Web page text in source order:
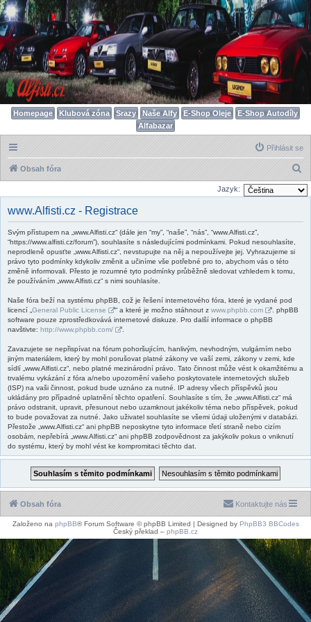
Homepage Klubová zóna Srazy Naše Alfy E-Shop Oleje
E-Shop Autodíly
Alfabazar
Přihlásit se
Obsah fóra
l
Jazyk:
www.Alfisti.cz - Registrace
Svým přístupem na „www.Alfisti.cz“ (dále jen “my”, “naše”, “nás”, “www.Alfisti.cz”,
“https://www.alfisti.cz/forum”), souhlasíte s následujícími podmínkami. Pokud nesouhlasíte,
neprodleně opusťte „www.Alfisti.cz“, nevstupujte na něj a nepoužívejte jej. Vyhrazujeme si
právo tyto podmínky kdykoliv změnit a učiníme vše potřebné pro to, abychom vás o této
změně informovali. Přesto je rozumné tyto podmínky průběžně sledovat vzhledem k tomu,
že používáním „www.Alfisti.cz“ s nimi souhlasíte.
Naše fóra beží na systému phpBB, což je řešení internetového fóra, které je vydané pod
licencí „ General Public License “ a které je možno stáhnout z www.phpbb.com
. phpBB
software pouze zprostředkovává internetové diskuze. Pro další informace o phpBB
navštivte: http://www.phpbb.com/
Zavazujete se nepřispívat na fórum pohoršujícím, hanlivým, nevhodným, vulgárním nebo
jiným materiálem, který by mohl porušovat platné zákony ve vaší zemi, zákony v zemi, kde
sídlí „www.Alfisti.cz“, nebo platné mezinárodní právo. Tato činnost může vést k okamžitému a
trvalému vykázání z fóra a/nebo upozornění vašeho poskytovatele internetových služeb
(ISP) na vaši činnost, pokud bude uznáno za nutné. IP adresy všech příspěvků jsou
ukládány pro případné uplatnění těchto opatření. Souhlasíte s tím, že „www.Alfisti.cz“ má
právo odstranit, upravit, přesunout nebo uzamknout jakékoliv téma nebo příspěvek, pokud
to bude považovat za nutné. Jako uživatel souhlasíte se všemi údaji uloženými v databázi.
Přestože „www.Alfisti.cz“ ani phpBB neposkytne tyto informace třetí straně nebo cizím
osobám, nepřebírá „www.Alfisti.cz“ ani phpBB zodpovědnost za jakýkoliv pokus o vniknutí
do systému, který by mohl vést ke kompromitaci těchto dat.
Obsah fóra Kontaktujte nás
Založeno na phpBB® Forum Software © phpBB Limited | Designed by PhpBB3 BBCodes
Český překlad – phpBB.cz